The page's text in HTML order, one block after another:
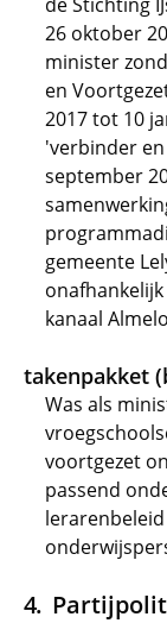
26 oktober
minister
en
2017 tot 10
'verbinder en
september
gemeente
kanaal
takenpakket
Was als
voortgezet
passend